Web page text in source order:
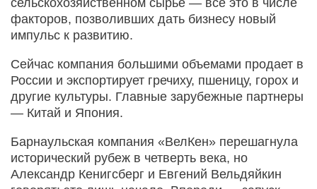
факторов, позволивших дать бизнесу новый
импульс к развитию.
Сейчас компания большими объемами продает в
России и экспортирует гречиху, пшеницу, горох и
другие культуры. Главные зарубежные парт­неры
— Китай и Япония.
Барнаульская компания «ВелКен» перешагнула
исторический рубеж в четверть века, но
Александр Кенигсберг и Евгений Вельдяйкин